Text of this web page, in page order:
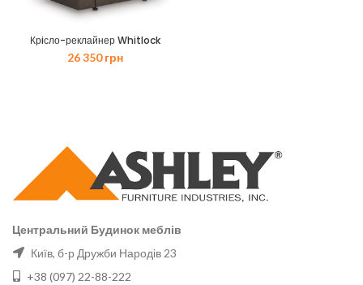
Крiсло-реклайнер Whitlock
26 350грн
Центральний Будинок меблів
Київ, б-р Дружби Народів 23
+38 (097) 22-88-222